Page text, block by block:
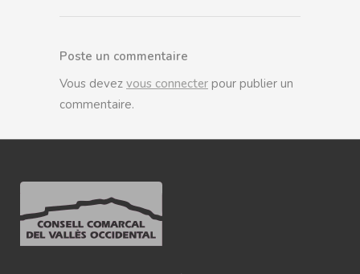
Poste un commentaire
Vous devez vous connecter pour publier un
commentaire.